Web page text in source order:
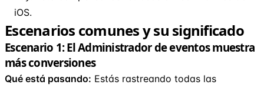
iOS.
Escenarios comunes y su significado
Escenario 1: El Administrador de eventos muestra
más conversiones
Qué está pasando: Estás rastreando todas las